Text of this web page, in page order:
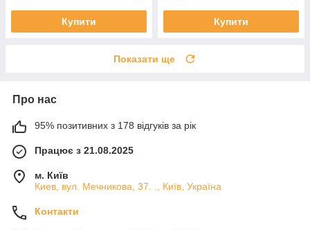
Купити Купити
Показати ще
Про нас
95% позитивних з 178 відгуків за рік
Працює з 21.08.2025
м. Київ
Киев, вул. Мечникова, 37. ., Київ, Україна
Контакти